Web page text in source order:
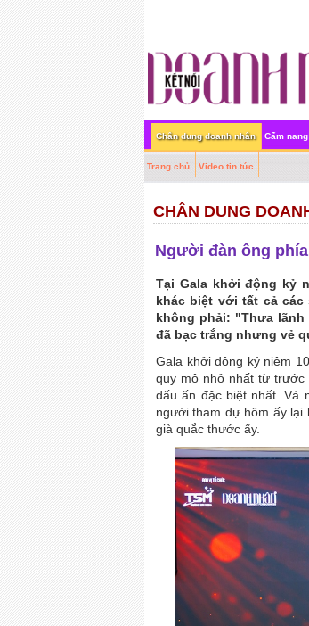
Chân dung doanh nhân Cẩm
Trang chủ Video tin tức
CHÂN DUNG
Người đàn ông
Tại Gala khởi động kỷ
khác biệt với tất cả
không phải: "Thưa
đã bạc trắng nhưng vẻ
Gala khởi động kỷ niệm
quy mô nhỏ nhất từ
dấu ấn đặc biệt nhất. Và
người tham dự hôm ấy lại
già quắc thước ấy.